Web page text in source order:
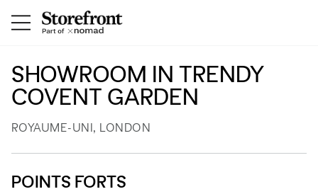
SHOWROOM IN TRENDY
COVENT GARDEN
ROYAUME-UNI, LONDON
POINTS FORTS